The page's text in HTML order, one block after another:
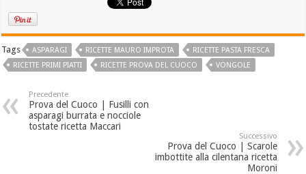
Tags ASPARAGI RICETTE MAURO IMPROTA
RICETTE PASTA FRESCA
RICETTE PRIMI PIATTI
RICETTE PROVA DEL CUOCO VONGOLE
Precedente
Prova del Cuoco | Fusilli con
asparagi burrata e nocciole
tostate ricetta Maccari
Successivo
Prova del Cuoco | Scarole
imbottite alla cilentana ricetta
Moroni